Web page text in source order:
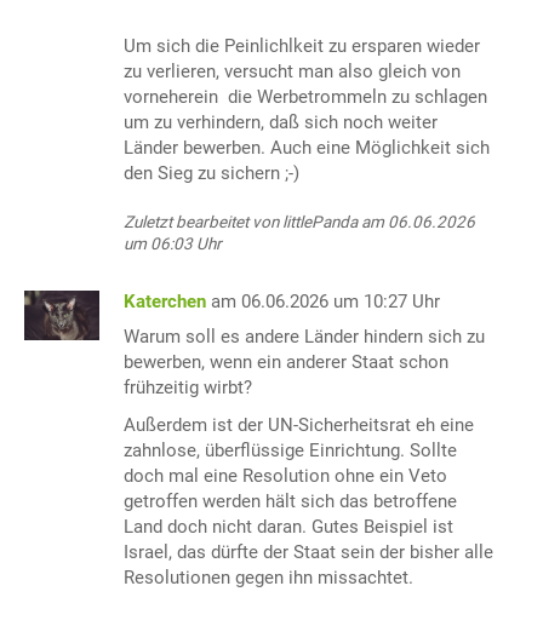
Um sich die Peinlichlkeit zu ersparen wieder
zu verlieren, versucht man also gleich von
vorneherein die Werbetrommeln zu schlagen
um zu verhindern, daß sich noch weiter
Länder bewerben. Auch eine Möglichkeit sich
den Sieg zu sichern ;-)
Zuletzt bearbeitet von littlePanda am 06.06.2026
um 06:03 Uhr
Katerchen am 06.06.2026 um 10:27 Uhr
Warum soll es andere Länder hindern sich zu
bewerben, wenn ein anderer Staat schon
frühzeitig wirbt?
Außerdem ist der UN-Sicherheitsrat eh eine
zahnlose, überflüssige Einrichtung. Sollte
doch mal eine Resolution ohne ein Veto
getroffen werden hält sich das betroffene
Land doch nicht daran. Gutes Beispiel ist
Israel, das dürfte der Staat sein der bisher alle
Resolutionen gegen ihn missachtet.